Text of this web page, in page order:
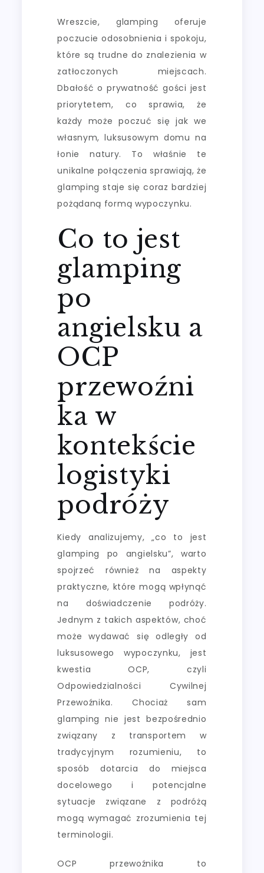
Wreszcie, glamping oferuje
poczucie odosobnienia i spokoju,
które są trudne do znalezienia w
zatłoczonych miejscach.
Dbałość o prywatność gości jest
priorytetem, co sprawia, że
każdy może poczuć się jak we
własnym, luksusowym domu na
łonie natury. To właśnie te
unikalne połączenia sprawiają, że
glamping staje się coraz bardziej
pożądaną formą wypoczynku.
Co to jest
glamping
po
angielsku a
OCP
przewoźni
ka w
kontekście
logistyki
podróży
Kiedy analizujemy, „co to jest
glamping po angielsku”, warto
spojrzeć również na aspekty
praktyczne, które mogą wpłynąć
na doświadczenie podróży.
Jednym z takich aspektów, choć
może wydawać się odległy od
luksusowego wypoczynku, jest
kwestia OCP, czyli
Odpowiedzialności Cywilnej
Przewoźnika. Chociaż sam
glamping nie jest bezpośrednio
związany z transportem w
tradycyjnym rozumieniu, to
sposób dotarcia do miejsca
docelowego i potencjalne
sytuacje związane z podróżą
mogą wymagać zrozumienia tej
terminologii.
OCP przewoźnika to